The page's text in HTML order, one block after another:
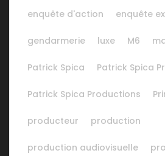
enquête d'action enquête
gendarmerie luxe M6
Patrick Spica Patrick Spica
Patrick Spica Productions
producteur production
production audiovisuelle